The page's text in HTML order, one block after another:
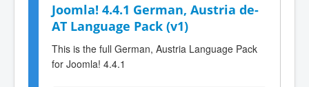
Joomla! 4.4.1 German, Austria de-
AT Language Pack (v1)
This is the full German, Austria Language Pack
for Joomla! 4.4.1